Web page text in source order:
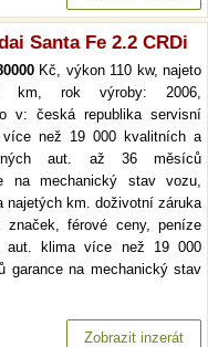
Santa Fe 2.2 CRDi
Kč, výkon 110 kw, najeto
km, rok výroby: 2006,
v: česká republika servisní
více než 19 000 kvalitních a
aut. až 36 měsíců
na mechanický stav vozu,
najetých km. doživotní záruka
značek, férové ceny, peníze
aut. klima více než 19 000
garance na mechanický stav
Zobrazit inzerát